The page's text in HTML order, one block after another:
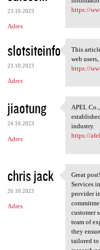
23.10.2023
Adres
https://
slotsiteinfo
23.10.2023
Adres
This
This
web
https://
jiaotung
24.10.2023
Adres
APEL
APEL
industry.
https://
chris jack
26.10.2023
Adres
Great
Great
Services
provider
customer
team of
they
tailored to